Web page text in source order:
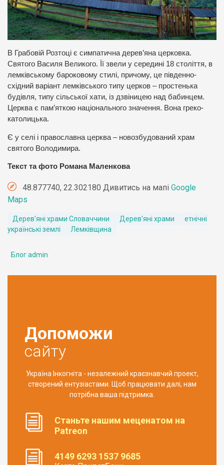
В Грабовій Розтоці є симпатична дерев’яна церковка.
Святого Василя Великого. Її звели у середині 18 століття, в
лемківському бароковому стилі, причому, це південно-
східний варіант лемківського типу церков – простенька
будівля, типу сільської хати, із дзвіницею над бабинцем.
Церква є пам’яткою національного значення. Вона греко-
католицька.
Є у селі і православна церква – новозбудований храм
святого Володимира.
Текст та фото Романа Маленкова
48.877740, 22.302180 Дивитись на мапі Google
Maps
Дерев'яні храми Словаччини Дерев'яні храми
етнічні
українські землі
Лемківщина
Блог admin
Допоможи
сайту
Україна Інкогніта - незалежний краєзнавчий проект,
створений ентузіастами. Щоб працювати далі, нам
потрібна ваша підтримка.
Станьте нашим меценатом на
Patreon
4149 6293 1537 9685